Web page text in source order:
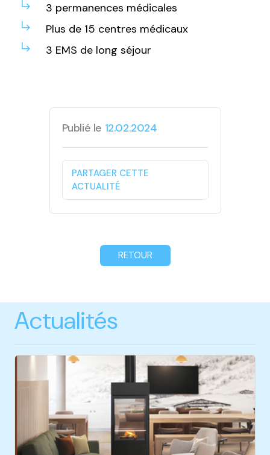
3 permanences médicales
Plus de 15 centres médicaux
3 EMS de long séjour
Publié le 12.02.2024
PARTAGER CETTE
ACTUALITÉ
RETOUR
Actualités